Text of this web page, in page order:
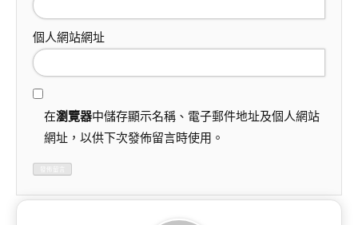
個人網站網址
在瀏覽器中儲存顯示名稱、電子郵件地址及個人網站
網址，以供下次發佈留言時使用。